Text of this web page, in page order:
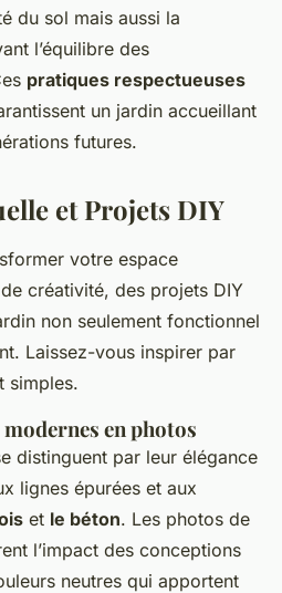
du sol mais aussi la
l’équilibre des
pratiques respectueuses
un jardin accueillant
futures.
et Projets DIY
votre espace
créativité, des projets DIY
non seulement fonctionnel
Laissez-vous inspirer par
simples.
en photos
distinguent par leur élégance
lignes épurées et aux
et le béton. Les photos de
l’impact des conceptions
neutres qui apportent